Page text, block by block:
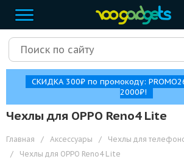
СКИДКА 300₽ по промокоду:
2000₽!
Чехлы для OPPO Reno4 Lite
Главная / Аксессуары / Чехлы для
/
Чехлы для OPPO Reno4 Lite